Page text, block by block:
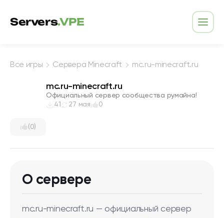
Servers.VPE
Все игры Сервера Minecraft mc.ru-minecraft.ru
(0)
mc.ru-minecraft.ru
Официальный сервер сообщества румайна!
41
27 мая 0
О сервере
mc.ru-minecraft.ru — официальный сервер